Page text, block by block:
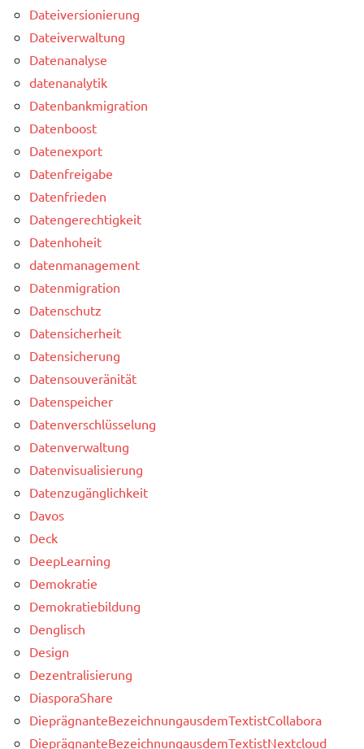
Dateiversionierung
Dateiverwaltung
Datenanalyse
datenanalytik
Datenbankmigration
Datenboost
Datenexport
Datenfreigabe
Datenfrieden
Datengerechtigkeit
Datenhoheit
datenmanagement
Datenmigration
Datenschutz
Datensicherheit
Datensicherung
Datensouveränität
Datenspeicher
Datenverschlüsselung
Datenverwaltung
Datenvisualisierung
Datenzugänglichkeit
Davos
Deck
DeepLearning
Demokratie
Demokratiebildung
Denglisch
Design
Dezentralisierung
DiasporaShare
DieprägnanteBezeichnungausdemTextistCollabora
DieprägnanteBezeichnungausdemTextistNextcloud